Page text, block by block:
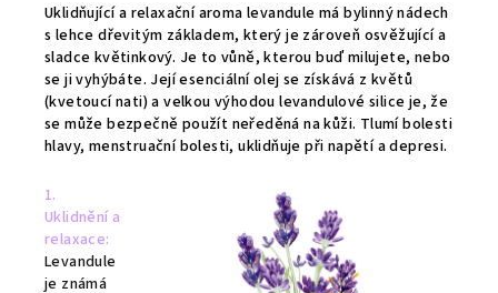
Uklidňující a relaxační aroma levandule má bylinný nádech
s lehce dřevitým základem, který je zároveň osvěžující a
sladce květinkový. Je to vůně, kterou buď milujete, nebo
se ji vyhýbáte. Její esenciální olej se získává z květů
(kvetoucí nati) a velkou výhodou levandulové silice je, že
se může bezpečně použít neředěná na kůži. Tlumí bolesti
hlavy, menstruační bolesti, uklidňuje při napětí a depresi.
1.
Uklidnění a
relaxace:
Levandule
je známá